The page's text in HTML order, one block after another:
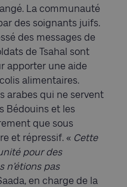
La communauté
des soignants juifs.
des messages de
de Tsahal sont
apporter une aide
alimentaires.
arabes qui ne servent
Bédouins et les
que sous
et répressif. « Cette
pour des
n’étions pas
en charge de la